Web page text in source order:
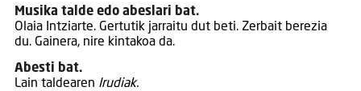
Musika talde edo abeslari bat.
Olaia Intziarte. Gertutik jarraitu dut beti. Zerbait berezia
du. Gainera, nire kintakoa da.
Abesti bat.
Lain taldearen Irudiak.